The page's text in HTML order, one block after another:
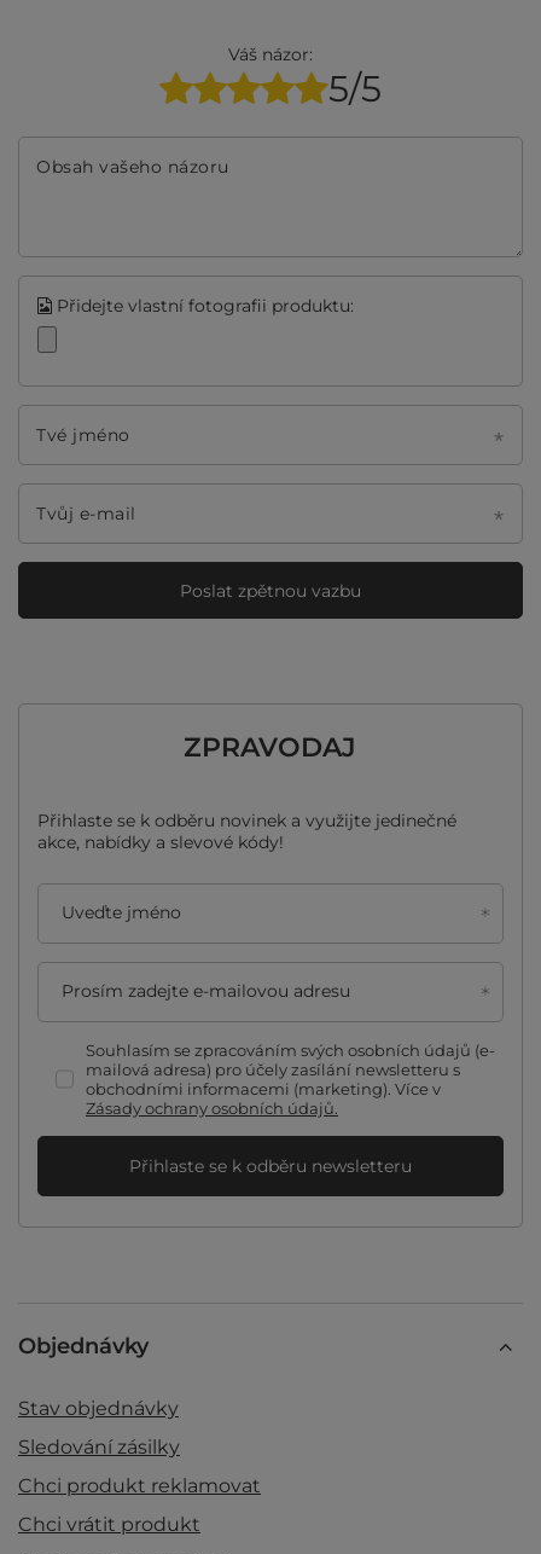
Váš názor:
5/5
Obsah vašeho názoru
Přidejte vlastní fotografii produktu:
Tvé jméno
Tvůj e-mail
Poslat zpětnou vazbu
ZPRAVODAJ
Přihlaste se k odběru novinek a využijte jedinečné
akce, nabídky a slevové kódy!
Uveďte jméno
Prosím zadejte e-mailovou adresu
Souhlasím se zpracováním svých osobních údajů (e-
mailová adresa) pro účely zasílání newsletteru s
obchodními informacemi (marketing). Více v
Zásady ochrany osobních údajů.
Přihlaste se k odběru newsletteru
Objednávky
Stav objednávky
Sledování zásilky
Chci produkt reklamovat
Chci vrátit produkt